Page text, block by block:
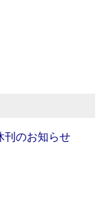
刊のお知らせ